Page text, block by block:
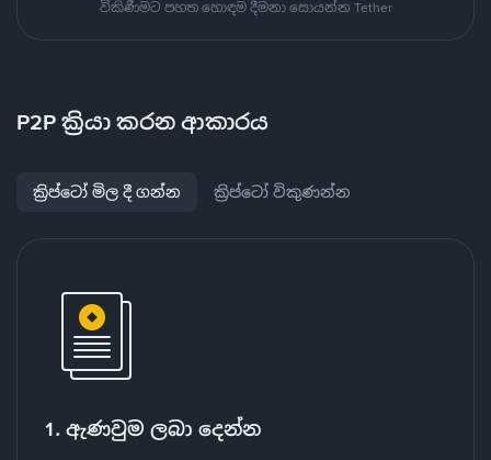
විකිණීමට පහත හොඳම දීමනා සොයන්න Tether
P2P ක්‍රියා කරන ආකාරය
ක්‍රිප්ටෝ මිල දී ගන්න ක්‍රිප්ටෝ විකුණන්න
1. ඇණවුම ලබා දෙන්න